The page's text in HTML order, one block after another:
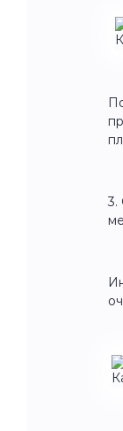
3.